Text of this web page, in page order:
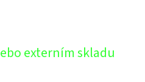
externím skladu